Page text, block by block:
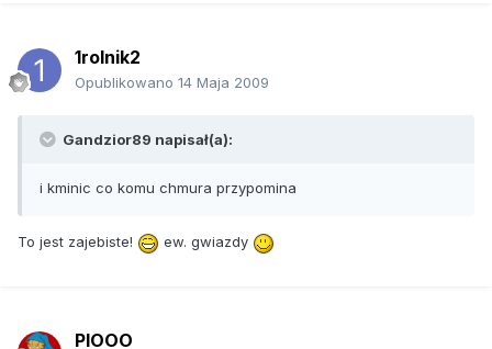
1rolnik2
Opublikowano 14 Maja 2009
Gandzior89 napisał(a):
i kminic co komu chmura przypomina
To jest zajebiste! ew. gwiazdy
PIOOO